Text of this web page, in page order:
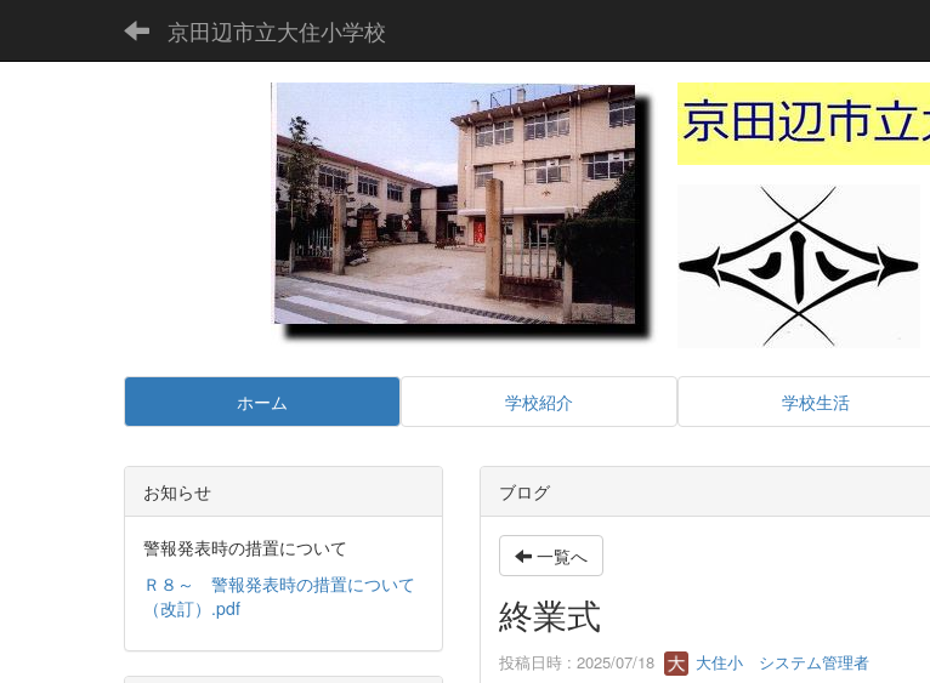
京田辺市立大住小学校
ホーム 学校紹介 学校生活
ブログ
一覧へ
終業式
投稿日時 : 2025/07/18 大住小 システム管理者
お知らせ
警報発表時の措置について
Ｒ８～ 警報発表時の措置について
（改訂）.pdf